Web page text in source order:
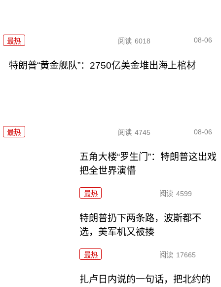
最热 阅读 6018 08-06
特朗普“黄金舰队”：2750亿美金堆出海上棺材
最热 阅读 4745 08-06
五角大楼“罗生门”：特朗普这出戏
把全世界演懵
最热 阅读 4599
特朗普扔下两条路，波斯都不
选，美军机又被揍
最热 阅读 17665
扎卢日内说的一句话，把北约的